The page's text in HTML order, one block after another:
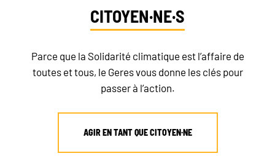
CITOYEN·NE·S
Parce que la Solidarité climatique est l’affaire de
toutes et tous, le Geres vous donne les clés pour
passer à l’action.
AGIR EN TANT QUE CITOYEN·NE